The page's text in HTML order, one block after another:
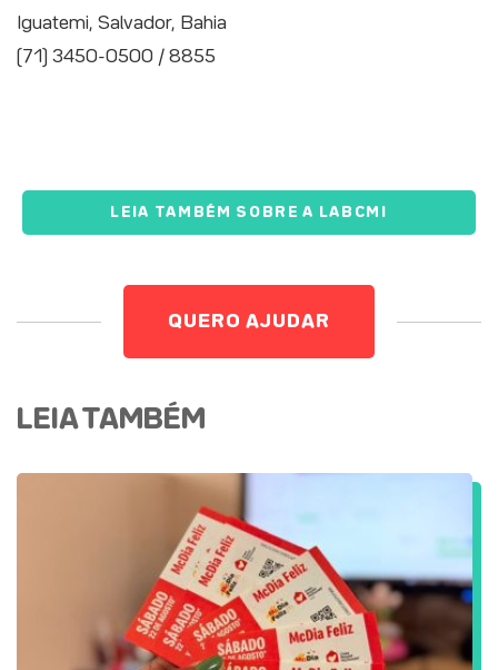
Iguatemi, Salvador, Bahia
(71) 3450-0500 / 8855
LEIA TAMBÉM SOBRE A LABCMI
QUERO AJUDAR
LEIA TAMBÉM